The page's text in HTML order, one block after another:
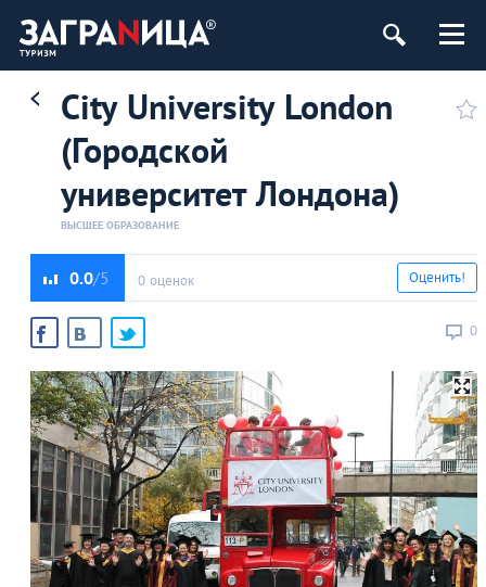
City University London
(Городской
университет Лондона)
ВЫСШЕЕ ОБРАЗОВАНИЕ
0.0 0 оценок
0
Оценить!